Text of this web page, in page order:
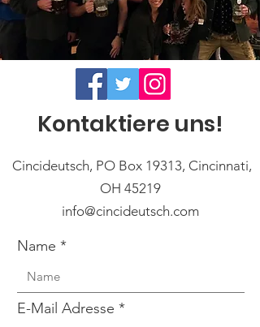
Kontaktiere uns!
Cincideutsch, PO Box 19313, Cincinnati,
OH 45219
info@cincideutsch.com
Name
E-Mail Adresse